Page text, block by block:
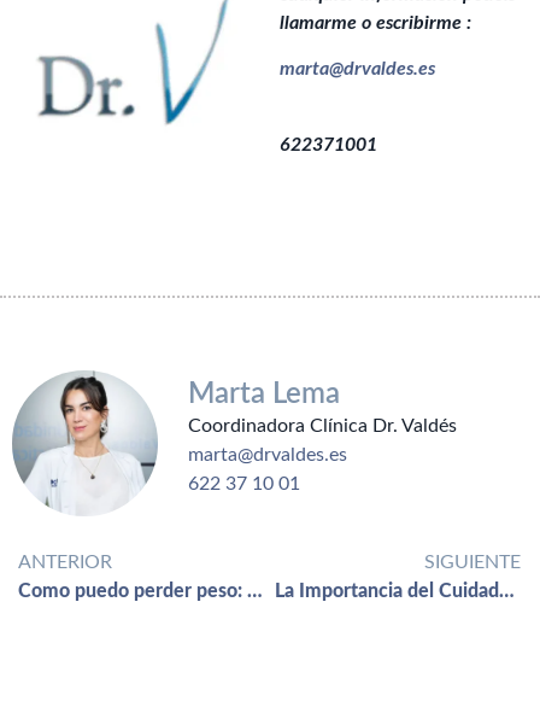
llamarme o escribirme :
marta@drvaldes.es
622371001
Marta Lema
Coordinadora Clínica Dr. Valdés
marta@drvaldes.es
622 37 10 01
ANTERIOR
Como puedo perder peso: Balón gastrico
SIGUIENTE
La Importancia del Cuidado Integral de la Piel en Tratamientos Médico-Estéticos